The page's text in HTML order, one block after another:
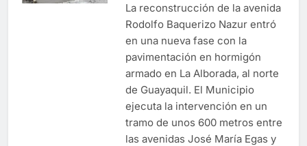
La reconstrucción de la avenida
Rodolfo Baquerizo Nazur entró
en una nueva fase con la
pavimentación en hormigón
armado en La Alborada, al norte
de Guayaquil. El Municipio
ejecuta la intervención en un
tramo de unos 600 metros entre
las avenidas José María Egas y